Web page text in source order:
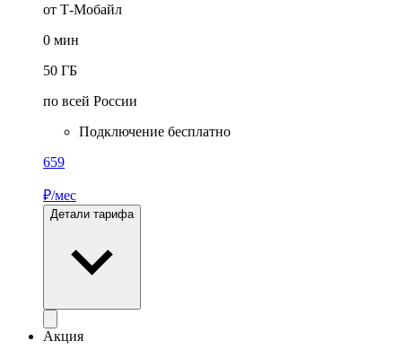
от Т-Мобайл
0 мин
50 ГБ
по всей России
Подключение бесплатно
659
₽/мес
Детали тарифа
Акция